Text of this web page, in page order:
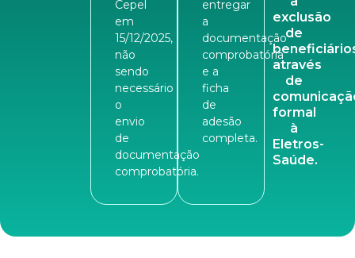
Cepel
em
15/12/2025,
não
sendo
necessário
o
envio
de
documentação
comprobatória.
entregar
a
documentação
comprobatória
e a
ficha
de
adesão
completa.
exclusão
de
através
de
formal
à
Eletros-
Saúde.